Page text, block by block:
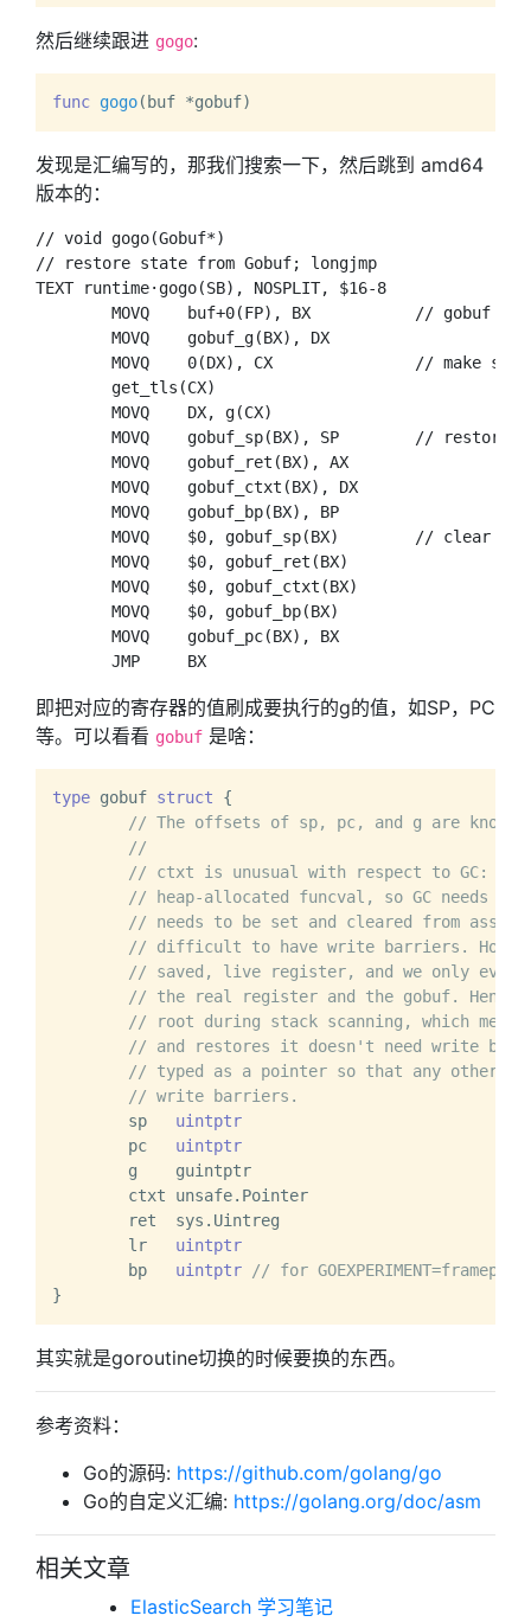
然后继续跟进 gogo:
func gogo(buf *gobuf)
发现是汇编写的，那我们搜索一下，然后跳到 amd64
版本的：
// void gogo(Gobuf*)
// restore state from Gobuf; longjmp
TEXT runtime·gogo(SB), NOSPLIT, $16-8
即把对应的寄存器的值刷成要执行的g的值，如SP，PC
等。可以看看 gobuf 是啥：
type gobuf struct {
// The offsets of sp, pc, and g are known
//
// ctxt is unusual with respect to GC: it
// heap-allocated funcval, so GC needs
// needs to be set and cleared from
// difficult to have write barriers.
// saved, live register, and we only ever
// the real register and the gobuf.
// root during stack scanning, which means
// and restores it doesn't need write
// typed as a pointer so that any other
// write barriers.
	sp
uintptr
	pc
uintptr
	lr
uintptr
	bp
uintptr
// for
其实就是goroutine切换的时候要换的东西。
参考资料：
Go的源码: https://github.com/golang/go
Go的自定义汇编: https://golang.org/doc/asm
相关文章
ElasticSearch 学习笔记